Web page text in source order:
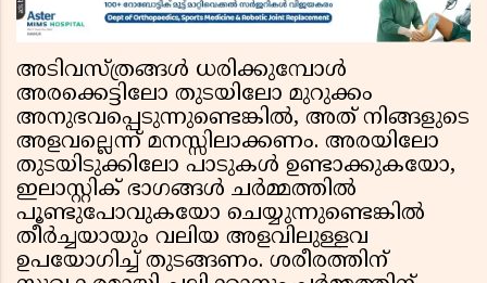
അടിവസ്ത്രങ്ങൾ ധരിക്കുമ്പോൾ
അരക്കെട്ടിലോ തുടയിലോ മുറുക്കം
അനുഭവപ്പെടുന്നുണ്ടെങ്കിൽ, അത് നിങ്ങളുടെ
അളവല്ലെന്ന് മനസ്സിലാക്കണം. അരയിലോ
തുടയിടുക്കിലോ പാടുകൾ ഉണ്ടാക്കുകയോ,
ഇലാസ്റ്റിക് ഭാഗങ്ങൾ ചർമ്മത്തിൽ
പൂണ്ടുപോവുകയോ ചെയ്യുന്നുണ്ടെങ്കിൽ
തീർച്ചയായും വലിയ അളവിലുള്ളവ
ഉപയോഗിച്ച് തുടങ്ങണം. ശരീരത്തിന്